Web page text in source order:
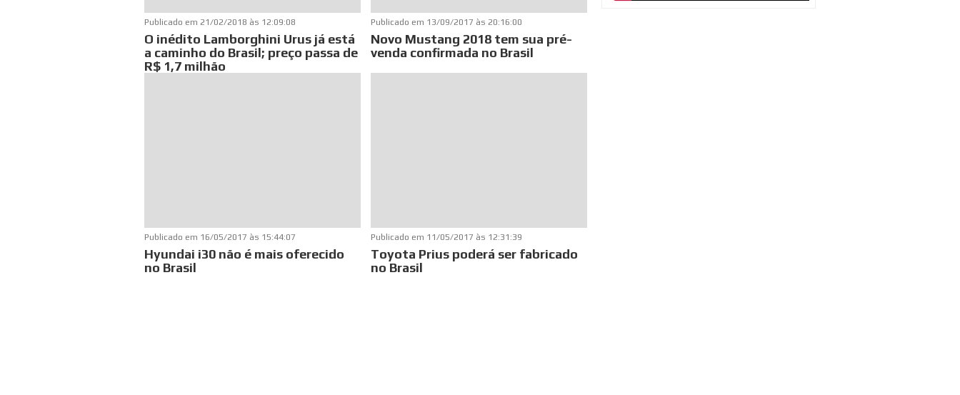
Publicado em 21/02/2018 às 12:09:08
O inédito Lamborghini Urus já está
a caminho do Brasil; preço passa de
R$ 1,7 milhão
Publicado em 13/09/2017 às 20:16:00
Novo Mustang 2018 tem sua pré-
venda confirmada no Brasil
Publicado em 16/05/2017 às 15:44:07
Hyundai i30 não é mais oferecido
no Brasil
Publicado em 11/05/2017 às 12:31:39
Toyota Prius poderá ser fabricado
no Brasil